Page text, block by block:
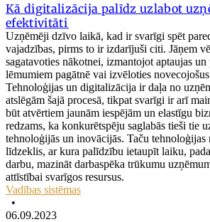
Kā digitalizācija palīdz uzlabot
efektivitāti
Uzņēmēji dzīvo laikā, kad ir svarīgi spēt
vajadzības, pirms to ir izdarījuši citi. Jāņem
sagatavoties nākotnei, izmantojot aptaujas
lēmumiem pagātnē vai izvēloties
Tehnoloģijas un digitalizācija ir daļa no
atslēgām šajā procesā, tikpat svarīgi ir arī
būt atvērtiem jaunām iespējām un elastīgu
redzams, ka konkurētspēju saglabās tieši tie
tehnoloģijās un inovācijās. Taču tehnoloģijas
līdzeklis, ar kura palīdzību ietaupīt laiku,
darbu, mazināt darbaspēka trūkumu
attīstībai svarīgos resursus.
Vadības sistēmas
•
06.09.2023